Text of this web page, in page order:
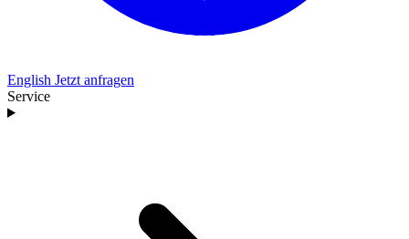
English Jetzt anfragen
Service